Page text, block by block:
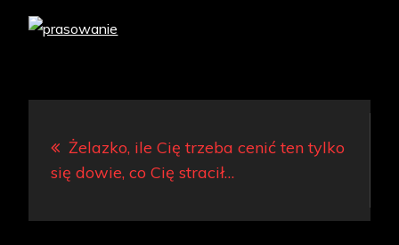
wpisu
Żelazko, ile Cię trzeba cenić ten tylko
się dowie, co Cię stracił…